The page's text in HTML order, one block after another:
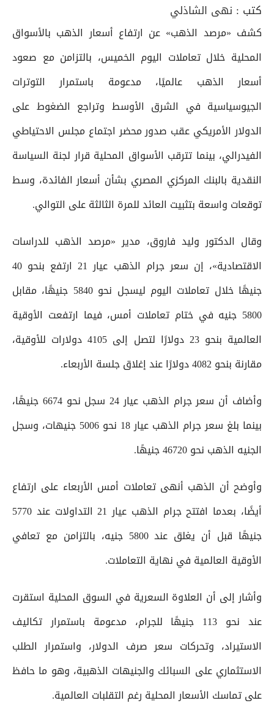
كتب : نهى الشاذلي
كشف «مرصد الذهب» عن ارتفاع أسعار الذهب بالأسواق
المحلية خلال تعاملات اليوم الخميس، بالتزامن مع صعود
أسعار الذهب عالميًا، مدعومة باستمرار التوترات
الجيوسياسية في الشرق الأوسط وتراجع الضغوط على
الدولار الأمريكي عقب صدور محضر اجتماع مجلس الاحتياطي
الفيدرالي، بينما تترقب الأسواق المحلية قرار لجنة السياسة
النقدية بالبنك المركزي المصري بشأن أسعار الفائدة، وسط
توقعات واسعة بتثبيت العائد للمرة الثالثة على التوالي.
وقال الدكتور وليد فاروق، مدير «مرصد الذهب للدراسات
الاقتصادية»، إن سعر جرام الذهب عيار 21 ارتفع بنحو 40
جنيهًا خلال تعاملات اليوم ليسجل نحو 5840 جنيهًا، مقابل
5800 جنيه في ختام تعاملات أمس، فيما ارتفعت الأوقية
العالمية بنحو 23 دولارًا لتصل إلى 4105 دولارات للأوقية،
مقارنة بنحو 4082 دولارًا عند إغلاق جلسة الأربعاء.
وأضاف أن سعر جرام الذهب عيار 24 سجل نحو 6674 جنيهًا،
بينما بلغ سعر جرام الذهب عيار 18 نحو 5006 جنيهات، وسجل
الجنيه الذهب نحو 46720 جنيهًا.
وأوضح أن الذهب أنهى تعاملات أمس الأربعاء على ارتفاع
أيضًا، بعدما افتتح جرام الذهب عيار 21 التداولات عند 5770
جنيهًا قبل أن يغلق عند 5800 جنيه، بالتزامن مع تعافي
الأوقية العالمية في نهاية التعاملات.
وأشار إلى أن العلاوة السعرية في السوق المحلية استقرت
عند نحو 113 جنيهًا للجرام، مدعومة باستمرار تكاليف
الاستيراد، وتحركات سعر صرف الدولار، واستمرار الطلب
الاستثماري على السبائك والجنيهات الذهبية، وهو ما حافظ
على تماسك الأسعار المحلية رغم التقلبات العالمية.